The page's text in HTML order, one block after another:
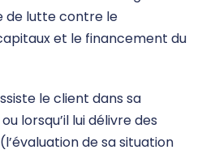
de lutte contre le
et le financement du
le client dans sa
lorsqu’il lui délivre des
de sa situation